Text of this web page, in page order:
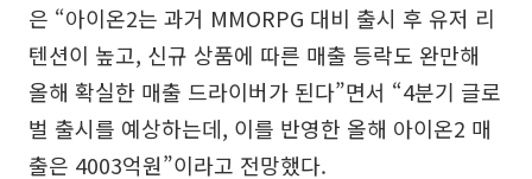
은 “아이온2는 과거 MMORPG 대비 출시 후 유저 리
텐션이 높고, 신규 상품에 따른 매출 등락도 완만해
올해 확실한 매출 드라이버가 된다”면서 “4분기 글로
벌 출시를 예상하는데, 이를 반영한 올해 아이온2 매
출은 4003억원”이라고 전망했다.